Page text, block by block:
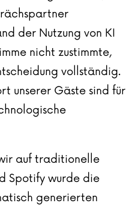
der Nutzung von KI
nicht zustimmte,
vollständig.
unserer Gäste sind für
auf traditionelle
Spotify wurde die
generierten